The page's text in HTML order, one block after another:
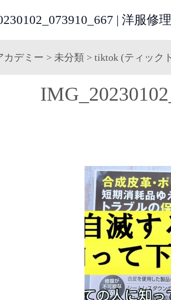
| 洋服
カデミー > 未分類 > tiktok (ティック